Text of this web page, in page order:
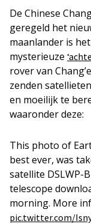
De Chinese
geregeld het
maanlander is
mysterieuze
rover van
zenden
en moeilijk te
waaronder deze:
This photo of
best ever, was
satellite DSLWP-
telescope
morning. More
pic.twitter.com/